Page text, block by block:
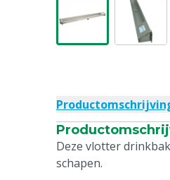
Deze vlotter
schapen.